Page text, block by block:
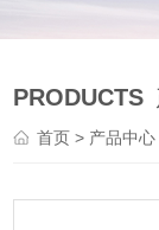
PRODUCTS
首页> 产品中心